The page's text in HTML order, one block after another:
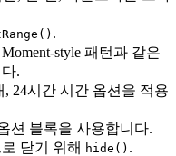
.
style 패턴과 같은
.
, 24시간 시간 옵션을 적용
션 블록을 사용합니다.
닫기 위해
hide() .